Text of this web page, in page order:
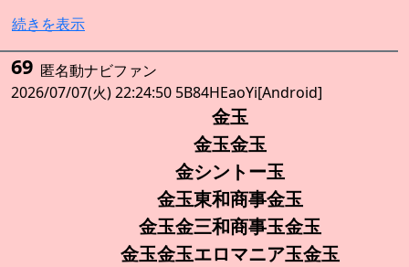
続きを表示
69 匿名動ナビファン
2026/07/07(火) 22:24:50 5B84HEaoYi[Android]
金玉
金玉金玉
金シントー玉
金玉東和商事金玉
金玉金三和商事玉金玉
金玉金玉エロマニア玉金玉